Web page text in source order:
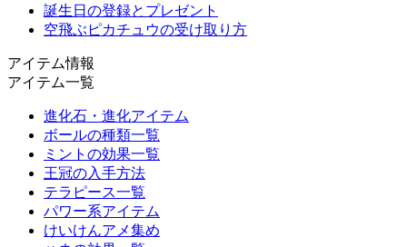
誕生日の登録とプレゼント
空飛ぶピカチュウの受け取り方
アイテム情報
アイテム一覧
進化石・進化アイテム
ボールの種類一覧
ミントの効果一覧
王冠の入手方法
テラピース一覧
パワー系アイテム
けいけんアメ集め